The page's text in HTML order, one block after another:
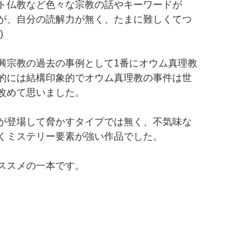
仏教など色々な宗教の話やキーワードが
、自分の読解力が無く、たまに難しくてつ
宗教の過去の事例として1番にオウム真理教
には結構印象的でオウム真理教の事件は世
めて思いました。
登場して脅かすタイプでは無く、不気味な
ステリー要素が強い作品でした。
スメの一本です。